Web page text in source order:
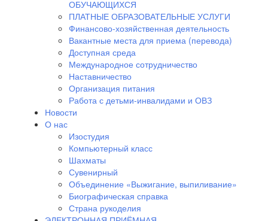
ОБУЧАЮЩИХСЯ
ПЛАТНЫЕ ОБРАЗОВАТЕЛЬНЫЕ УСЛУГИ
Финансово-хозяйственная деятельность
Вакантные места для приема (перевода)
Доступная среда
Международное сотрудничество
Наставничество
Организация питания
Работа с детьми-инвалидами и ОВЗ
Новости
О нас
Изостудия
Компьютерный класс
Шахматы
Сувенирный
Объединение «Выжигание, выпиливание»
Биографическая справка
Страна рукоделия